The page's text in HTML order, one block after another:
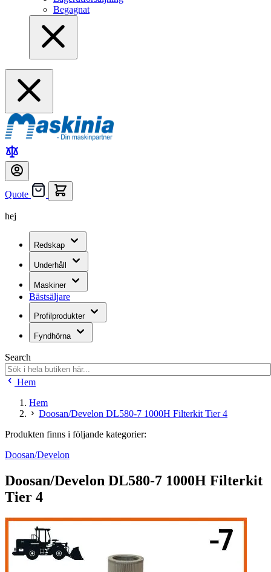
Begagnat
Quote
hej
Redskap
Underhåll
Maskiner
Bästsäljare
Profilprodukter
Fyndhörna
Search
Hem
Hem
Doosan/Develon DL580-7 1000H Filterkit Tier 4
Produkten finns i följande kategorier:
Doosan/Develon
Doosan/Develon DL580-7 1000H Filterkit
Tier 4